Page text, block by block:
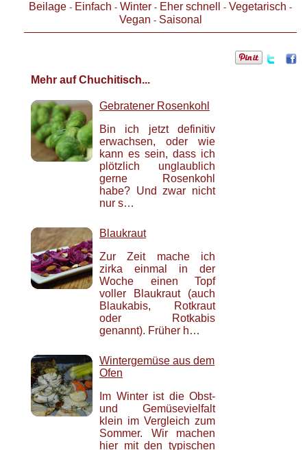
Beilage - Einfach - Winter - Eher schnell - Vegetarisch -
Vegan - Saisonal
Mehr auf Chuchitisch...
Gebratener Rosenkohl
Bin ich jetzt definitiv
erwachsen, oder wie
kann es sein, dass ich
plötzlich unglaublich
gerne Rosenkohl
habe? Und zwar nicht
nur s…
Blaukraut
Zur Zeit mache ich
zirka einmal in der
Woche einen Topf
voller Blaukraut (auch
Blaukabis, Rotkraut
oder Rotkabis
genannt). Früher h…
Wintergemüse aus dem
Ofen
Im Winter ist die Obst-
und Gemüsevielfalt
klein im Vergleich zum
Sommer. Wir machen
hier mit den typischen